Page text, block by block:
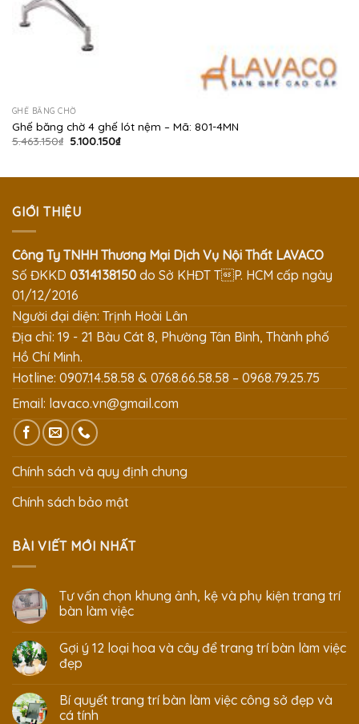
GHẾ BĂNG CHỜ
Ghế băng chờ 4 ghế lót nệm – Mã: 801-4MN
5.463.150₫ Giá
5.100.150₫Giá
5.100.150₫.
GIỚI THIỆU
Công Ty TNHH Thương Mại Dịch Vụ Nội Thất LAVACO
Số ĐKKD 0314138150 do Sở KHĐT TP. HCM cấp ngày
01/12/2016
Người đại diện: Trịnh Hoài Lân
Địa chỉ: 19 - 21 Bàu Cát 8, Phường Tân Bình, Thành phố
Hồ Chí Minh.
Hotline: 0907.14.58.58 & 0768.66.58.58 – 0968.79.25.75
Email: lavaco.vn@gmail.com
Chính sách và quy định chung
Chính sách bảo mật
BÀI VIẾT MỚI NHẤT
Tư vấn chọn khung ảnh, kệ và phụ kiện trang trí
bàn làm việc
Gợi ý 12 loại hoa và cây để trang trí bàn làm việc
đẹp
Bí quyết trang trí bàn làm việc công sở đẹp và
cá tính